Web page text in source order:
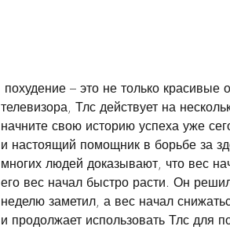
телевизора, Тлс действует на
начните свою историю успеха уже
и настоящий помощник в борьбе за
многих людей доказывают, что вес
его вес начал быстро расти. Он
неделю заметил, а вес начал
и продолжает использовать Тлс для